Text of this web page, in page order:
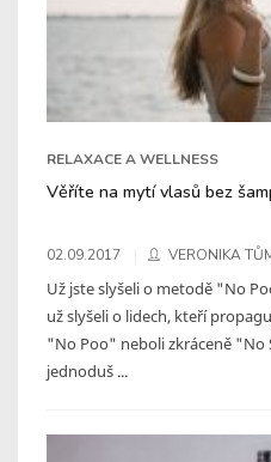
RELAXACE A WELLNESS
Věříte na mytí vlasů bez
02.09.2017 VERONIKA
Už jste slyšeli o metodě "No
už slyšeli o lidech, kteří
"No Poo" neboli zkráceně "No
jednoduš ...